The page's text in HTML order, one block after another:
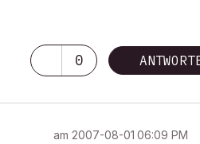
0
am ‎2007-08-01 06:09 PM